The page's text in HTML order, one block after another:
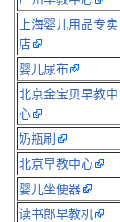
上海婴儿用品专卖
店
婴儿尿布
北京金宝贝早教中
心
奶瓶刷
北京早教中心
婴儿坐便器
读书郎早教机